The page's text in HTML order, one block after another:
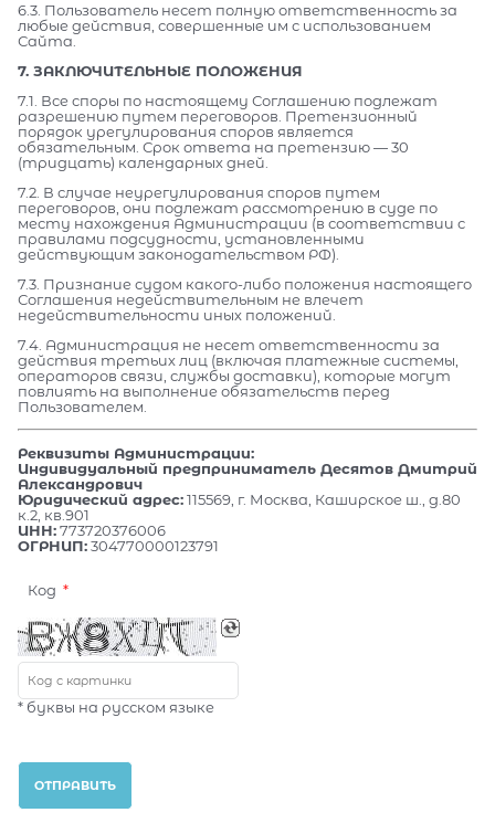
6.3. Пользователь несет полную ответственность за
любые действия, совершенные им с использованием
Сайта.
7. ЗАКЛЮЧИТЕЛЬНЫЕ ПОЛОЖЕНИЯ
7.1. Все споры по настоящему Соглашению подлежат
разрешению путем переговоров. Претензионный
порядок урегулирования споров является
обязательным. Срок ответа на претензию — 30
(тридцать) календарных дней.
7.2. В случае неурегулирования споров путем
переговоров, они подлежат рассмотрению в суде по
месту нахождения Администрации (в соответствии с
правилами подсудности, установленными
действующим законодательством РФ).
7.3. Признание судом какого-либо положения настоящего
Соглашения недействительным не влечет
недействительности иных положений.
7.4. Администрация не несет ответственности за
действия третьих лиц (включая платежные системы,
операторов связи, службы доставки), которые могут
повлиять на выполнение обязательств перед
Пользователем.
Реквизиты Администрации:
Индивидуальный предприниматель Десятов Дмитрий
Александрович
Юридический адрес:115569, г. Москва, Каширское ш., д.80
к.2, кв.901
ИНН:773720376006
ОГРНИП:304770000123791
Код
* буквы на русском языке